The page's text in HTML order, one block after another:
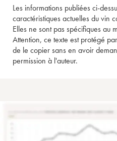
Les informations publiées ci-
caractéristiques actuelles du vin
Elles ne sont pas spécifiques au
Attention, ce texte est protégé
de le copier sans en avoir
permission à l'auteur.